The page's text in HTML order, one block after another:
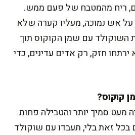
ריח מהמטבח של פעם ממש.
אש נמוכה, מעליו קערה שלא
השוקולד עם שמן הקוקוס תוך
חזק, רק אדים עדינים, כדי
סמיך יותר והטבילה פחות
בכל זאת בלי, תעבדו עם שוקולד